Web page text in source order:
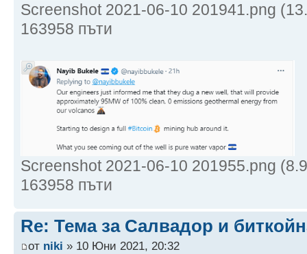
Screenshot 2021-06-10 201941.png
163958 пъти
Screenshot 2021-06-10 201955.png
163958 пъти
Re: Тема за Салвадор и
от niki » 10 Юни 2021, 20:32